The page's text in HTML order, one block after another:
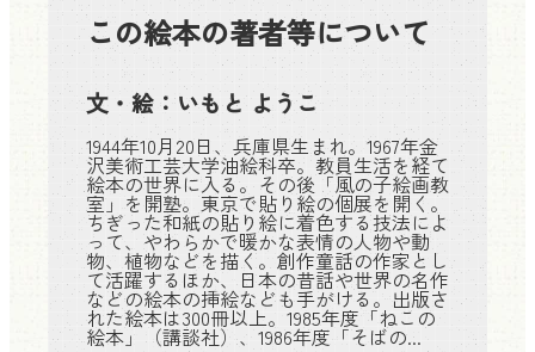
この絵本の著者等について
文・絵：いもと ようこ
1944年10月20日、兵庫県生まれ。1967年金
沢美術工芸大学油絵科卒。教員生活を経て
絵本の世界に入る。その後「風の子絵画教
室」を開塾。東京で貼り絵の個展を開く。
ちぎった和紙の貼り絵に着色する技法によ
って、やわらかで暖かな表情の人物や動
物、植物などを描く。創作童話の作家とし
て活躍するほか、日本の昔話や世界の名作
などの絵本の挿絵なども手がける。出版さ
れた絵本は300冊以上。1985年度「ねこの
絵本」（講談社）、1986年度「そばの...